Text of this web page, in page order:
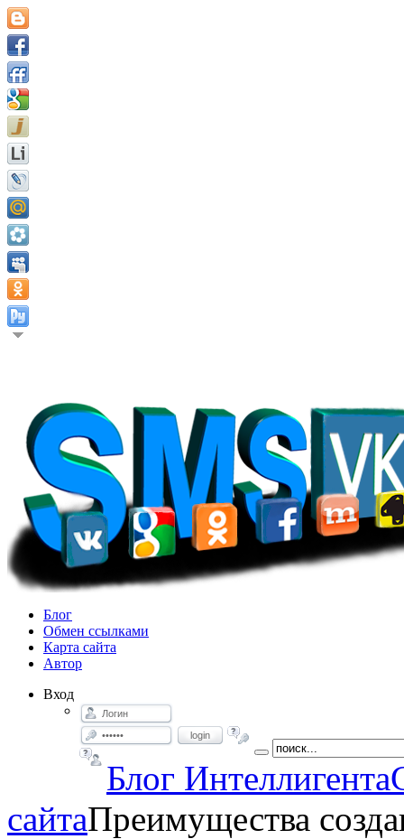
Блог
Обмен ссылками
Карта сайта
Автор
Вход
login
Блог Интеллигента
сайтаПреимущества